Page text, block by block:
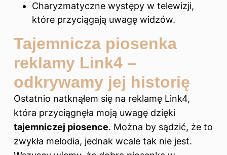
Charyzmatyczne występy w telewizji,
które przyciągają uwagę widzów.
Tajemnicza piosenka
reklamy Link4 –
odkrywamy jej historię
Ostatnio natknąłem się na reklamę Link4,
która przyciągnęła moją uwagę dzięki
tajemniczej piosence. Można by sądzić, że to
zwykła melodia, jednak wcale tak nie jest.